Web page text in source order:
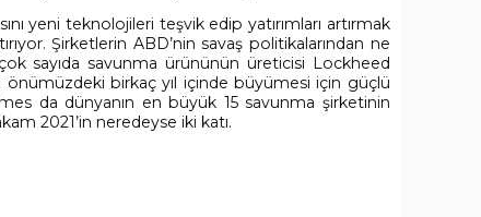
yeni teknolojileri teşvik edip yatırımları artırmak
Şirketlerin ABD’nin savaş politikalarından ne
sayıda savunma ürününün üreticisi Lockheed
önümüzdeki birkaç yıl içinde büyümesi için güçlü
da dünyanın en büyük 15 savunma şirketinin
2021’in neredeyse iki katı.